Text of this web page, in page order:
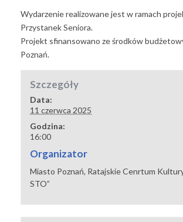
Wydarzenie realizowane jest w ramach
Przystanek Seniora.
Projekt sfinansowano ze środków
Poznań.
Szczegóły
Data:
11 czerwca 2025
Godzina:
16:00
Organizator
Miasto Poznań, Ratajskie Cenrtum
STO”